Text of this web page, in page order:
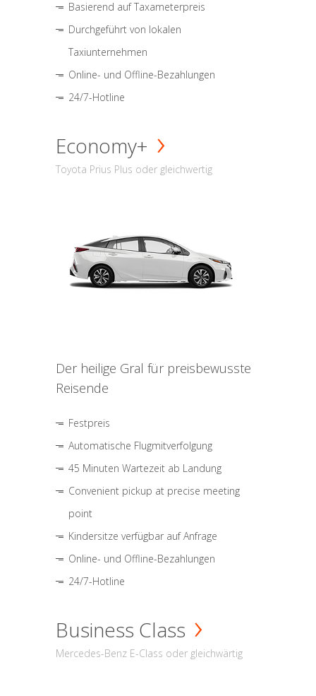
Basierend auf Taxameterpreis
Durchgeführt von lokalen
Taxiunternehmen
Online- und Offline-Bezahlungen
24/7-Hotline
Economy+
Toyota Prius Plus oder gleichwertig
Der heilige Gral für preisbewusste
Reisende
Festpreis
Automatische Flugmitverfolgung
45 Minuten Wartezeit ab Landung
Convenient pickup at precise meeting
point
Kindersitze verfügbar auf Anfrage
Online- und Offline-Bezahlungen
24/7-Hotline
Business Class
Mercedes-Benz E-Class oder gleichwärtig